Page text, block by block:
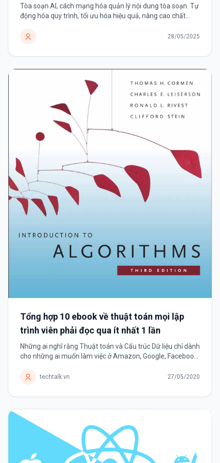
Tòa soạn AI, cách mạng hóa quản lý nội dung tòa soạn. Tự
động hóa quy trình, tối ưu hóa hiệu quả, nâng cao chất
28/05/2025
Tổng hợp 10 ebook về thuật toán mọi lập
trình viên phải đọc qua ít nhất 1 lần
Những ai nghĩ rằng Thuật toán và Cấu trúc Dữ liệu chỉ dành
cho những ai muốn làm việc ở Amazon, Google, Facebook,
tồn tại bền vững...
techtalk.vn 27/05/2020